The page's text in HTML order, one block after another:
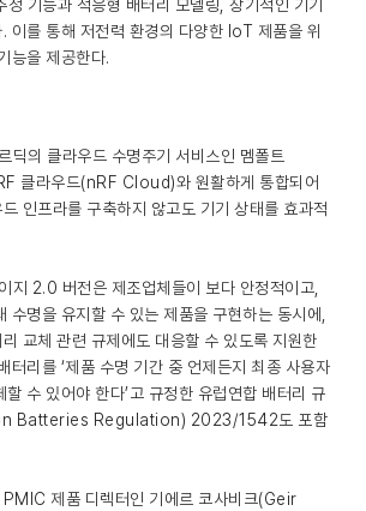
기능과 적응형 배터리 모델링, 장기적인 기기
이를 통해 저전력 환경의 다양한 IoT 제품을 위
능을 제공한다.
딕의 클라우드 수명주기 서비스인 멤폴트
클라우드(nRF Cloud)와 원활하게 통합되어
인프라를 구축하지 않고도 기기 상태를 효과적
지 2.0 버전은 제조업체들이 보다 안정적이고,
수명을 유지할 수 있는 제품을 구현하는 동시에,
교체 관련 규제에도 대응할 수 있도록 지원한
터리를 ‘제품 수명 기간 중 언제든지 최종 사용자
수 있어야 한다’고 규정한 유럽연합 배터리 규
Batteries Regulation) 2023/1542도 포함
PMIC 제품 디렉터인 기에르 코사비크(Geir